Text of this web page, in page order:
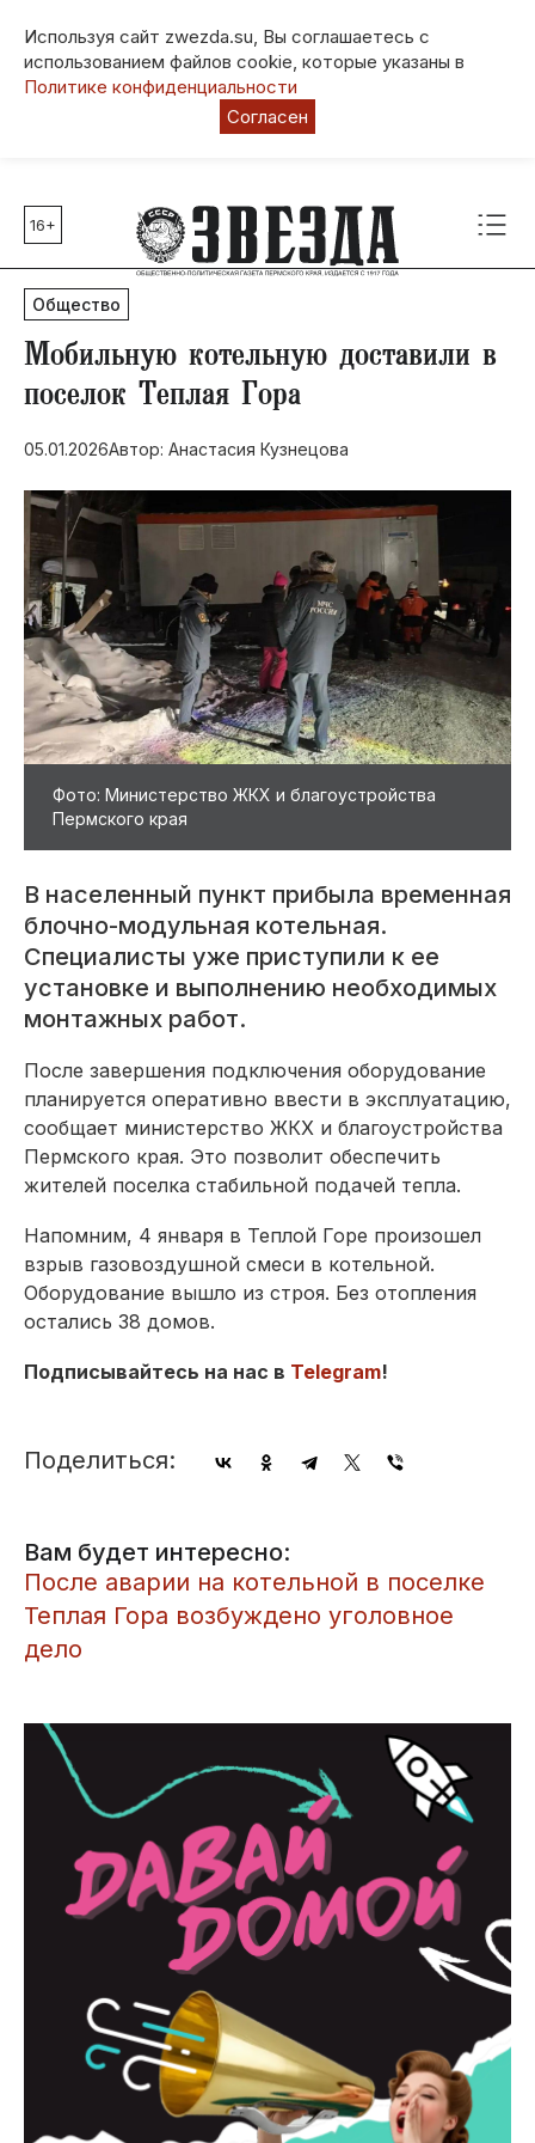
Используя сайт zwezda.su, Вы соглашаетесь с
использованием файлов cookie, которые указаны в
Политике конфиденциальности
Согласен
Главные темы
80 лет Победы
Молодежная столица РФ
СВО
Выборы в Пермском крае
Инфраструктура
Благоустройство
16+
Общество
​Мобильную котельную доставили в
поселок Теплая Гора
05.01.2026Автор: Анастасия Кузнецова
Фото: Министерство ЖКХ и благоустройства
Пермского края
В населенный пункт прибыла временная
блочно-модульная котельная.
Специалисты уже приступили к ее
установке и выполнению необходимых
монтажных работ.
После завершения подключения оборудование
планируется оперативно ввести в эксплуатацию,
сообщает министерство ЖКХ и благоустройства
Пермского края. Это позволит обеспечить
жителей поселка стабильной подачей тепла.
Напомним, 4 января в Теплой Горе произошел
взрыв газовоздушной смеси в котельной.
Оборудование вышло из строя. Без отопления
остались 38 домов.
Подписывайтесь на нас в Telegram!
Поделиться:
Вам будет интересно:
​После аварии на котельной в поселке
Теплая Гора возбуждено уголовное
дело